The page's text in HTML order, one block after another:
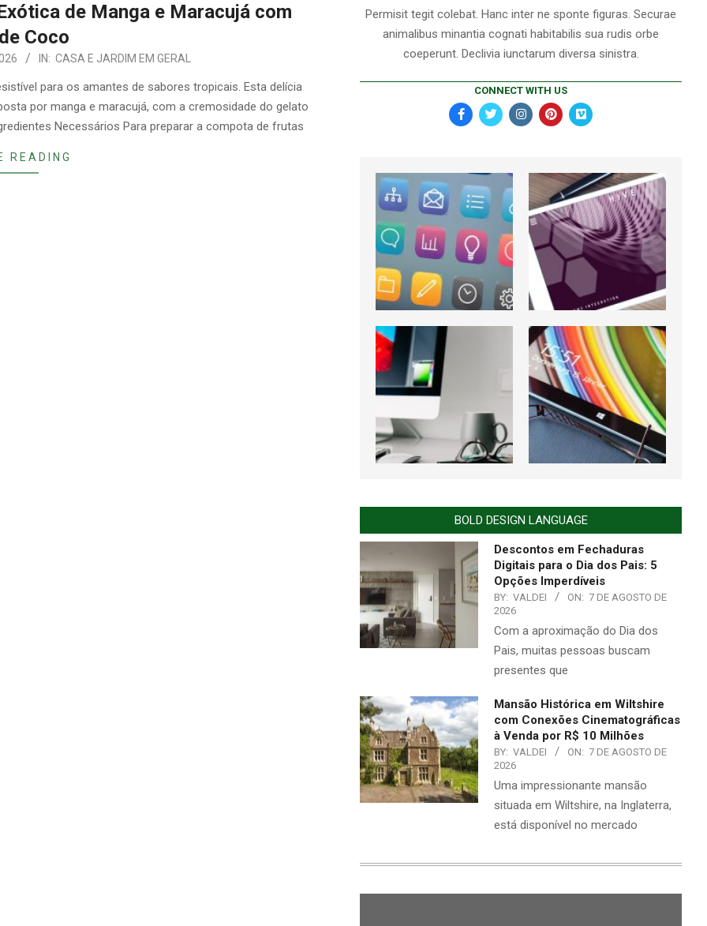
de Manga e Maracujá com
Coco
IN: CASA E JARDIM EM GERAL
para os amantes de sabores tropicais. Esta delícia
por manga e maracujá, com a cremosidade do gelato
Necessários Para preparar a compota de frutas
READING
Permisit tegit colebat. Hanc inter ne sponte figuras. Securae
animalibus minantia cognati habitabilis sua rudis orbe
coeperunt. Declivia iunctarum diversa sinistra.
CONNECT WITH US
BOLD DESIGN LANGUAGE
Descontos em Fechaduras
Digitais para o Dia dos Pais: 5
Opções Imperdíveis
BY: VALDEI ON: 7 DE AGOSTO DE
2026
Com a aproximação do Dia dos
Pais, muitas pessoas buscam
presentes que
Mansão Histórica em Wiltshire
com Conexões Cinematográficas
à Venda por R$ 10 Milhões
BY: VALDEI ON: 7 DE AGOSTO DE
2026
Uma impressionante mansão
situada em Wiltshire, na Inglaterra,
está disponível no mercado